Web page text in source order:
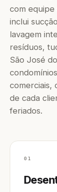
com equipe
inclui
lavagem
resíduos,
São José
comerciais,
de cada
feriados.
01